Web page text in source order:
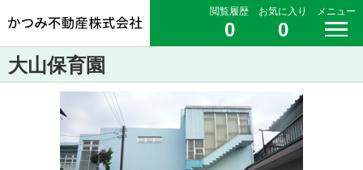
閲覧履歴
0
お気に入り
0
メニュー
大山保育園